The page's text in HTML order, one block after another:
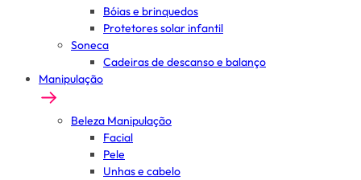
Bóias e brinquedos
Protetores solar infantil
Soneca
Cadeiras de descanso e balanço
Manipulação
Beleza Manipulação
Facial
Pele
Unhas e cabelo